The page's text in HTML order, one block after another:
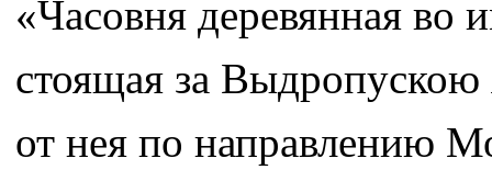
«Часовня деревянная во
стоящая за
от нея по направлению